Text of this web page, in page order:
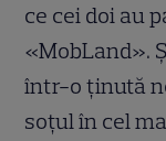
ce cei doi au
«MobLand».
într-o ținută
soțul în cel